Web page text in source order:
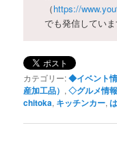
（https://
でも発信してい
カテゴリー:◆イベント
産加工品） ,◇グルメ情
chitoka, キッチンカー,